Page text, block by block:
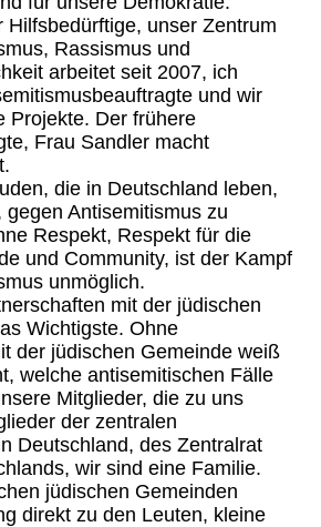
Hilfsbedürftige, unser Zentrum
Rassismus und
arbeitet seit 2007, ich
und wir
Projekte. Der frühere
Frau Sandler macht
die in Deutschland leben,
gegen Antisemitismus zu
Respekt, Respekt für die
und Community, ist der Kampf
unmöglich.
mit der jüdischen
Wichtigste. Ohne
der jüdischen Gemeinde weiß
welche antisemitischen Fälle
Mitglieder, die zu uns
der zentralen
Deutschland, des Zentralrat
wir sind eine Familie.
jüdischen Gemeinden
direkt zu den Leuten, kleine